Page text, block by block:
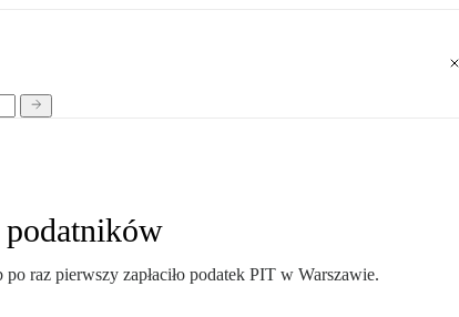
podatników
raz pierwszy zapłaciło podatek PIT w Warszawie.